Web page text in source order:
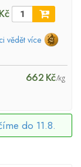
vědět více
662 Kč/kg
do 11.8.